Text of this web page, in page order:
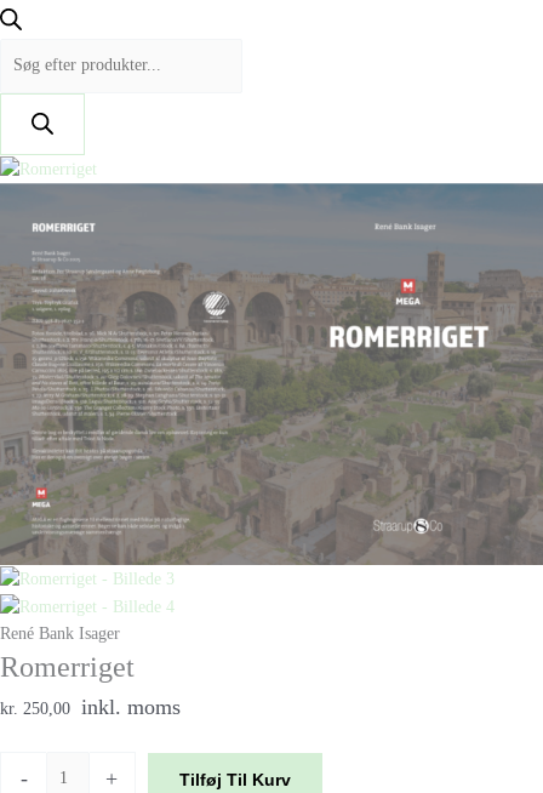
René Bank Isager
Romerriget
kr. 250,00 inkl. moms
- + Tilføj Til Kurv